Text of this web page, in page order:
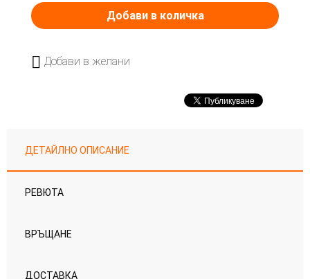
Добави в желани
ДЕТАЙЛНО ОПИСАНИЕ
РЕВЮТА
ВРЪЩАНЕ
ДОСТАВКА